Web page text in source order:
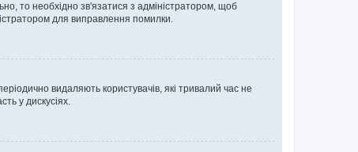
то необхідно зв'язатися з адміністратором, щоб
для виправлення помилки.
видаляють користувачів, які тривалий час не
у дискусіях.